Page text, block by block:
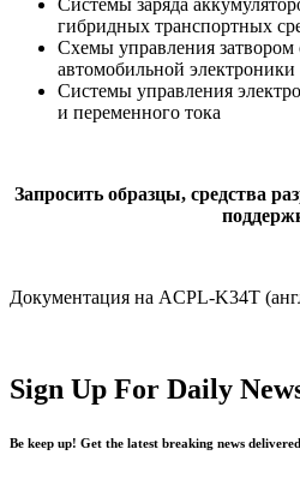
Системы заряда
гибридных транспортных
Схемы управления затвором
автомобильной электроники
Системы управления
и переменного тока
Запросить образцы, средства
Документация на ACPL-K34T
Sign Up For Daily
Be keep up! Get the latest breaking news